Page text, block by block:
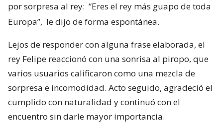
por sorpresa al rey: “Eres el rey más guapo de toda
Europa”, le dijo de forma espontánea.
Lejos de responder con alguna frase elaborada, el
rey Felipe reaccionó con una sonrisa al piropo, que
varios usuarios calificaron como una mezcla de
sorpresa e incomodidad. Acto seguido, agradeció el
cumplido con naturalidad y continuó con el
encuentro sin darle mayor importancia.